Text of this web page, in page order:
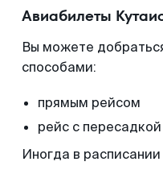
Авиабилеты
Вы можете
способами:
прямым рейсом
рейс с пересадкой
Иногда в